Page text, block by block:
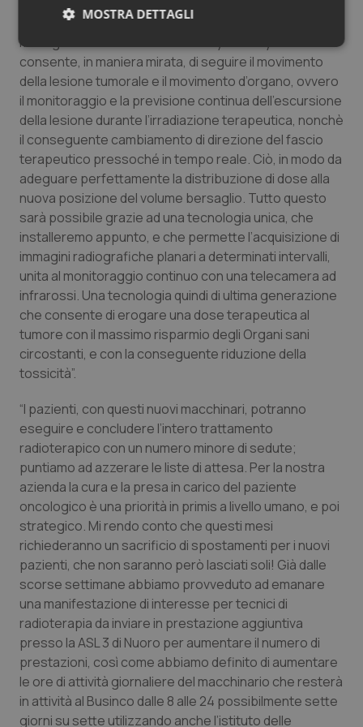
“La Tomoterapia in questione – sottolinea ancora la
manager – è dotata del sistema Synchrony che
consente, in maniera mirata, di seguire il movimento
della lesione tumorale e il movimento d’organo, ovvero
il monitoraggio e la previsione continua dell’escursione
della lesione durante l’irradiazione terapeutica, nonchè
il conseguente cambiamento di direzione del fascio
terapeutico pressoché in tempo reale. Ciò, in modo da
adeguare perfettamente la distribuzione di dose alla
nuova posizione del volume bersaglio. Tutto questo
sarà possibile grazie ad una tecnologia unica, che
installeremo appunto, e che permette l’acquisizione di
immagini radiografiche planari a determinati intervalli,
unita al monitoraggio continuo con una telecamera ad
infrarossi. Una tecnologia quindi di ultima generazione
che consente di erogare una dose terapeutica al
tumore con il massimo risparmio degli Organi sani
circostanti, e con la conseguente riduzione della
tossicità”.
“I pazienti, con questi nuovi macchinari, potranno
eseguire e concludere l’intero trattamento
radioterapico con un numero minore di sedute;
puntiamo ad azzerare le liste di attesa. Per la nostra
azienda la cura e la presa in carico del paziente
oncologico è una priorità in primis a livello umano, e poi
strategico. Mi rendo conto che questi mesi
richiederanno un sacrificio di spostamenti per i nuovi
pazienti, che non saranno però lasciati soli! Già dalle
scorse settimane abbiamo provveduto ad emanare
una manifestazione di interesse per tecnici di
radioterapia da inviare in prestazione aggiuntiva
presso la ASL 3 di Nuoro per aumentare il numero di
prestazioni, così come abbiamo definito di aumentare
le ore di attività giornaliere del macchinario che resterà
in attività al Businco dalle 8 alle 24 possibilmente sette
giorni su sette utilizzando anche l’istituto delle
MOSTRA DETTAGLI
Necessari Statistici Marketing
Necessari Statistici Marketing
I cookie necessari contribuiscono a rendere fruibile il
sito web abilitandone funzionalità di base quali la
navigazione sulle pagine e l'accesso alle aree
protette del sito. Il sito web non è in grado di
funzionare correttamente senza questi cookie.
Nome
Fornitore Dominio
VISITOR_PRIVACY_METADATA
YouTube
.youtube.com
5
CookieScriptConsent
www.quotidianosanita.it